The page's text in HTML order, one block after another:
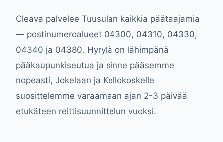
Cleava palvelee Tuusulan kaikkia päätaajamia
— postinumeroalueet 04300, 04310, 04330,
04340 ja 04380. Hyrylä on lähimpänä
pääkaupunkiseutua ja sinne pääsemme
nopeasti, Jokelaan ja Kellokoskelle
suosittelemme varaamaan ajan 2-3 päivää
etukäteen reittisuunnittelun vuoksi.